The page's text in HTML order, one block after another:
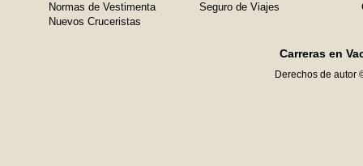
Normas de Vestimenta
Nuevos Cruceristas
Seguro de Viajes
Carreras en
Derechos de autor